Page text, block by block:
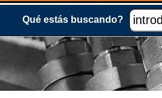
Qué estás buscando?